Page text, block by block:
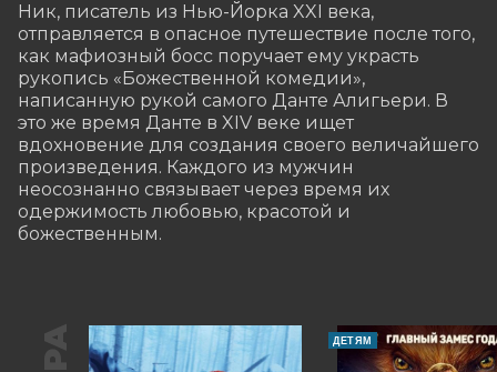
Ник, писатель из Нью-Йорка XXI века,
отправляется в опасное путешествие после того,
как мафиозный босс поручает ему украсть
рукопись «Божественной комедии»,
написанную рукой самого Данте Алигьери. В
это же время Данте в XIV веке ищет
вдохновение для создания своего величайшего
произведения. Каждого из мужчин
неосознанно связывает через время их
одержимость любовью, красотой и
божественным.
ДЕТЯМ